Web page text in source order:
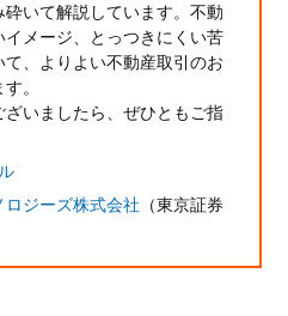
いて解説しています。不動
メージ、とっつきにくい苦
、よりよい不動産取引のお
。
いましたら、ぜひともご指
ロジーズ株式会社 （東京証券